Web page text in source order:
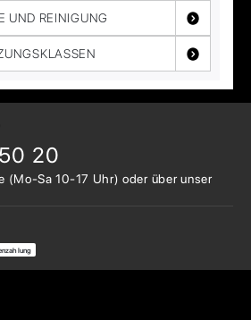
UND REINIGUNG
20
(Mo-Sa 10-17 Uhr) oder überunser